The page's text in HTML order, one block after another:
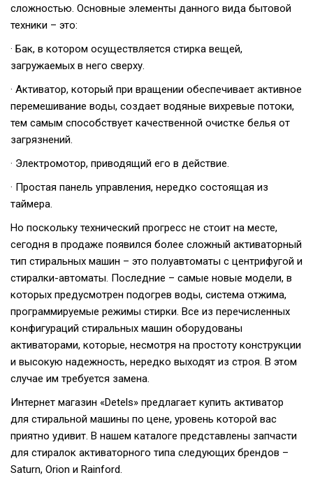
сложностью. Основные элементы данного вида бытовой
техники – это:
· Бак, в котором осуществляется стирка вещей,
загружаемых в него сверху.
· Активатор, который при вращении обеспечивает активное
перемешивание воды, создает водяные вихревые потоки,
тем самым способствует качественной очистке белья от
загрязнений.
· Электромотор, приводящий его в действие.
· Простая панель управления, нередко состоящая из
таймера.
Но поскольку технический прогресс не стоит на месте,
сегодня в продаже появился более сложный активаторный
тип стиральных машин – это полуавтоматы с центрифугой и
стиралки-автоматы. Последние – самые новые модели, в
которых предусмотрен подогрев воды, система отжима,
программируемые режимы стирки. Все из перечисленных
конфигураций стиральных машин оборудованы
активаторами, которые, несмотря на простоту конструкции
и высокую надежность, нередко выходят из строя. В этом
случае им требуется замена.
Интернет магазин «Detels» предлагает купить активатор
для стиральной машины по цене, уровень которой вас
приятно удивит. В нашем каталоге представлены запчасти
для стиралок активаторного типа следующих брендов –
Saturn, Orion и Rainford.